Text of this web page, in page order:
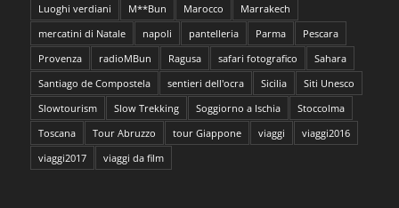
Luoghi verdiani
M**Bun Marocco
Marrakech
mercatini di Natale
napoli pantelleria Parma
Pescara
Provenza
radioMBun Ragusa safari fotografico
Sahara
Santiago de Compostela
sentieri dell'ocra Sicilia
Siti Unesco
Slowtourism
Slow Trekking Soggiorno a Ischia
Stoccolma
Toscana
Tour Abruzzo tour Giappone viaggi
viaggi2016
viaggi2017
viaggi da film